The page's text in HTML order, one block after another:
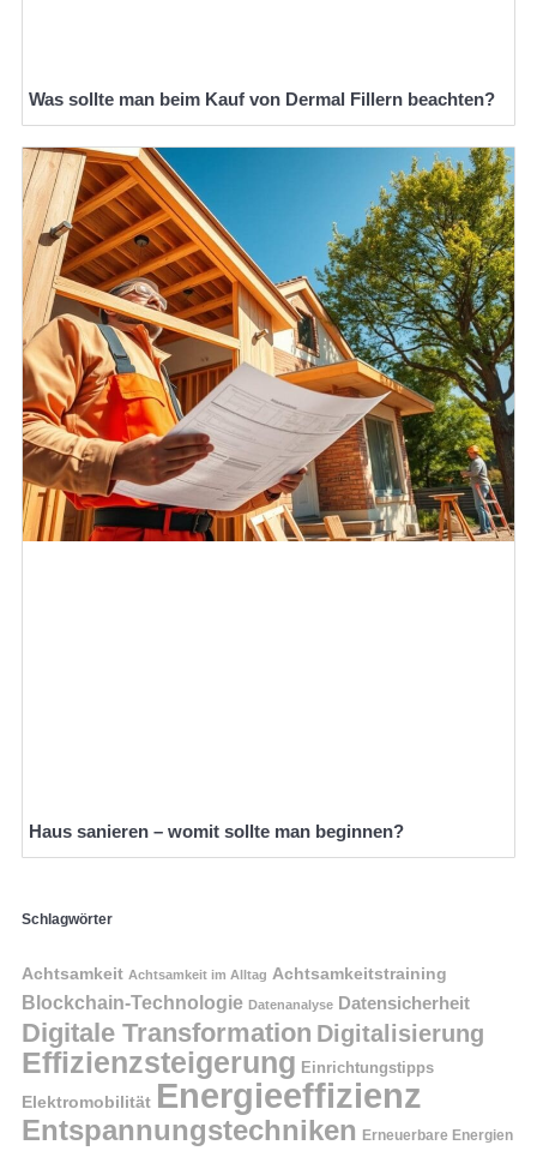
Was sollte man beim Kauf von Dermal Fillern beachten?
Haus sanieren – womit sollte man beginnen?
Schlagwörter
Achtsamkeit Achtsamkeit im Alltag Achtsamkeitstraining
Blockchain-Technologie Datenanalyse Datensicherheit
Digitale Transformation Digitalisierung
Effizienzsteigerung Einrichtungstipps
Elektromobilität Energieeffizienz
Entspannungstechniken Erneuerbare Energien